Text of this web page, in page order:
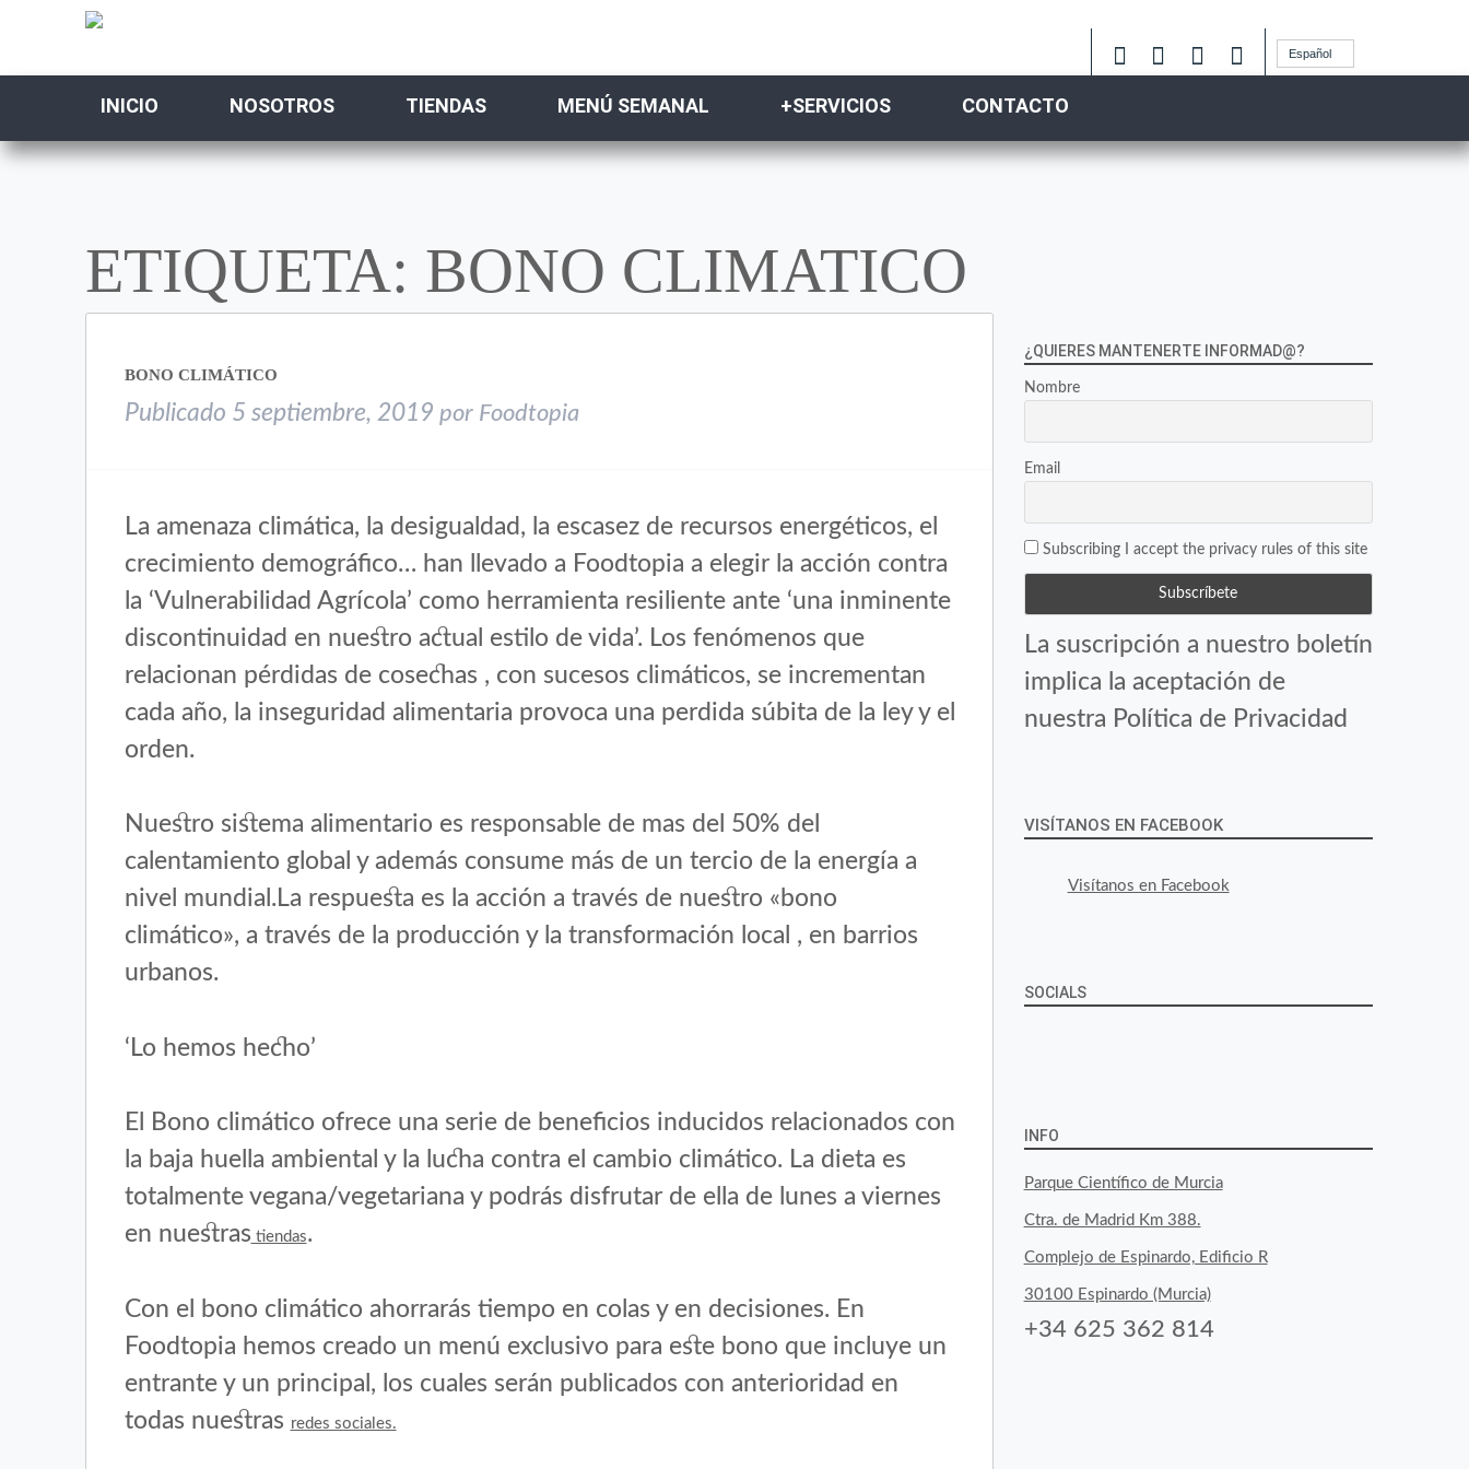
Español
INICIO NOSOTROS TIENDAS MENÚ SEMANAL +SERVICIOS CONTACTO
ETIQUETA: BONO CLIMATICO
BONO CLIMÁTICO
Publicado 5 septiembre, 2019 por Foodtopia
La amenaza climática, la desigualdad, la escasez de recursos energéticos, el
crecimiento demográfico… han llevado a Foodtopia a elegir la acción contra
la ‘Vulnerabilidad Agrícola’ como herramienta resiliente ante ‘una inminente
discontinuidad en nuestro actual estilo de vida’. Los fenómenos que
relacionan pérdidas de cosechas , con sucesos climáticos, se incrementan
cada año, la inseguridad alimentaria provoca una perdida súbita de la ley y el
orden.
Nuestro sistema alimentario es responsable de mas del 50% del
calentamiento global y además consume más de un tercio de la energía a
nivel mundial.La respuesta es la acción a través de nuestro «bono
climático», a través de la producción y la transformación local , en barrios
urbanos.
‘Lo hemos hecho’
El Bono climático ofrece una serie de beneficios inducidos relacionados con
la baja huella ambiental y la lucha contra el cambio climático. La dieta es
totalmente vegana/vegetariana y podrás disfrutar de ella de lunes a viernes
en nuestras tiendas.
Con el bono climático ahorrarás tiempo en colas y en decisiones. En
Foodtopia hemos creado un menú exclusivo para este bono que incluye un
entrante y un principal, los cuales serán publicados con anterioridad en
todas nuestras redes sociales.
¿QUIERES MANTENERTE INFORMAD@?
Nombre
Email
Subscribing I accept the privacy rules of this site
La suscripción a nuestro boletín
implica la aceptación de
nuestra Política de Privacidad
VISÍTANOS EN FACEBOOK
Visítanos en Facebook
SOCIALS
byfoodtopia
en
Facebook
byfoodtopia
en
Twitter
byfoodtopia
en
Instagram
INFO
Parque Científico de Murcia
Ctra. de Madrid Km 388.
Complejo de Espinardo, Edificio R
30100 Espinardo (Murcia)
+34 625 362 814